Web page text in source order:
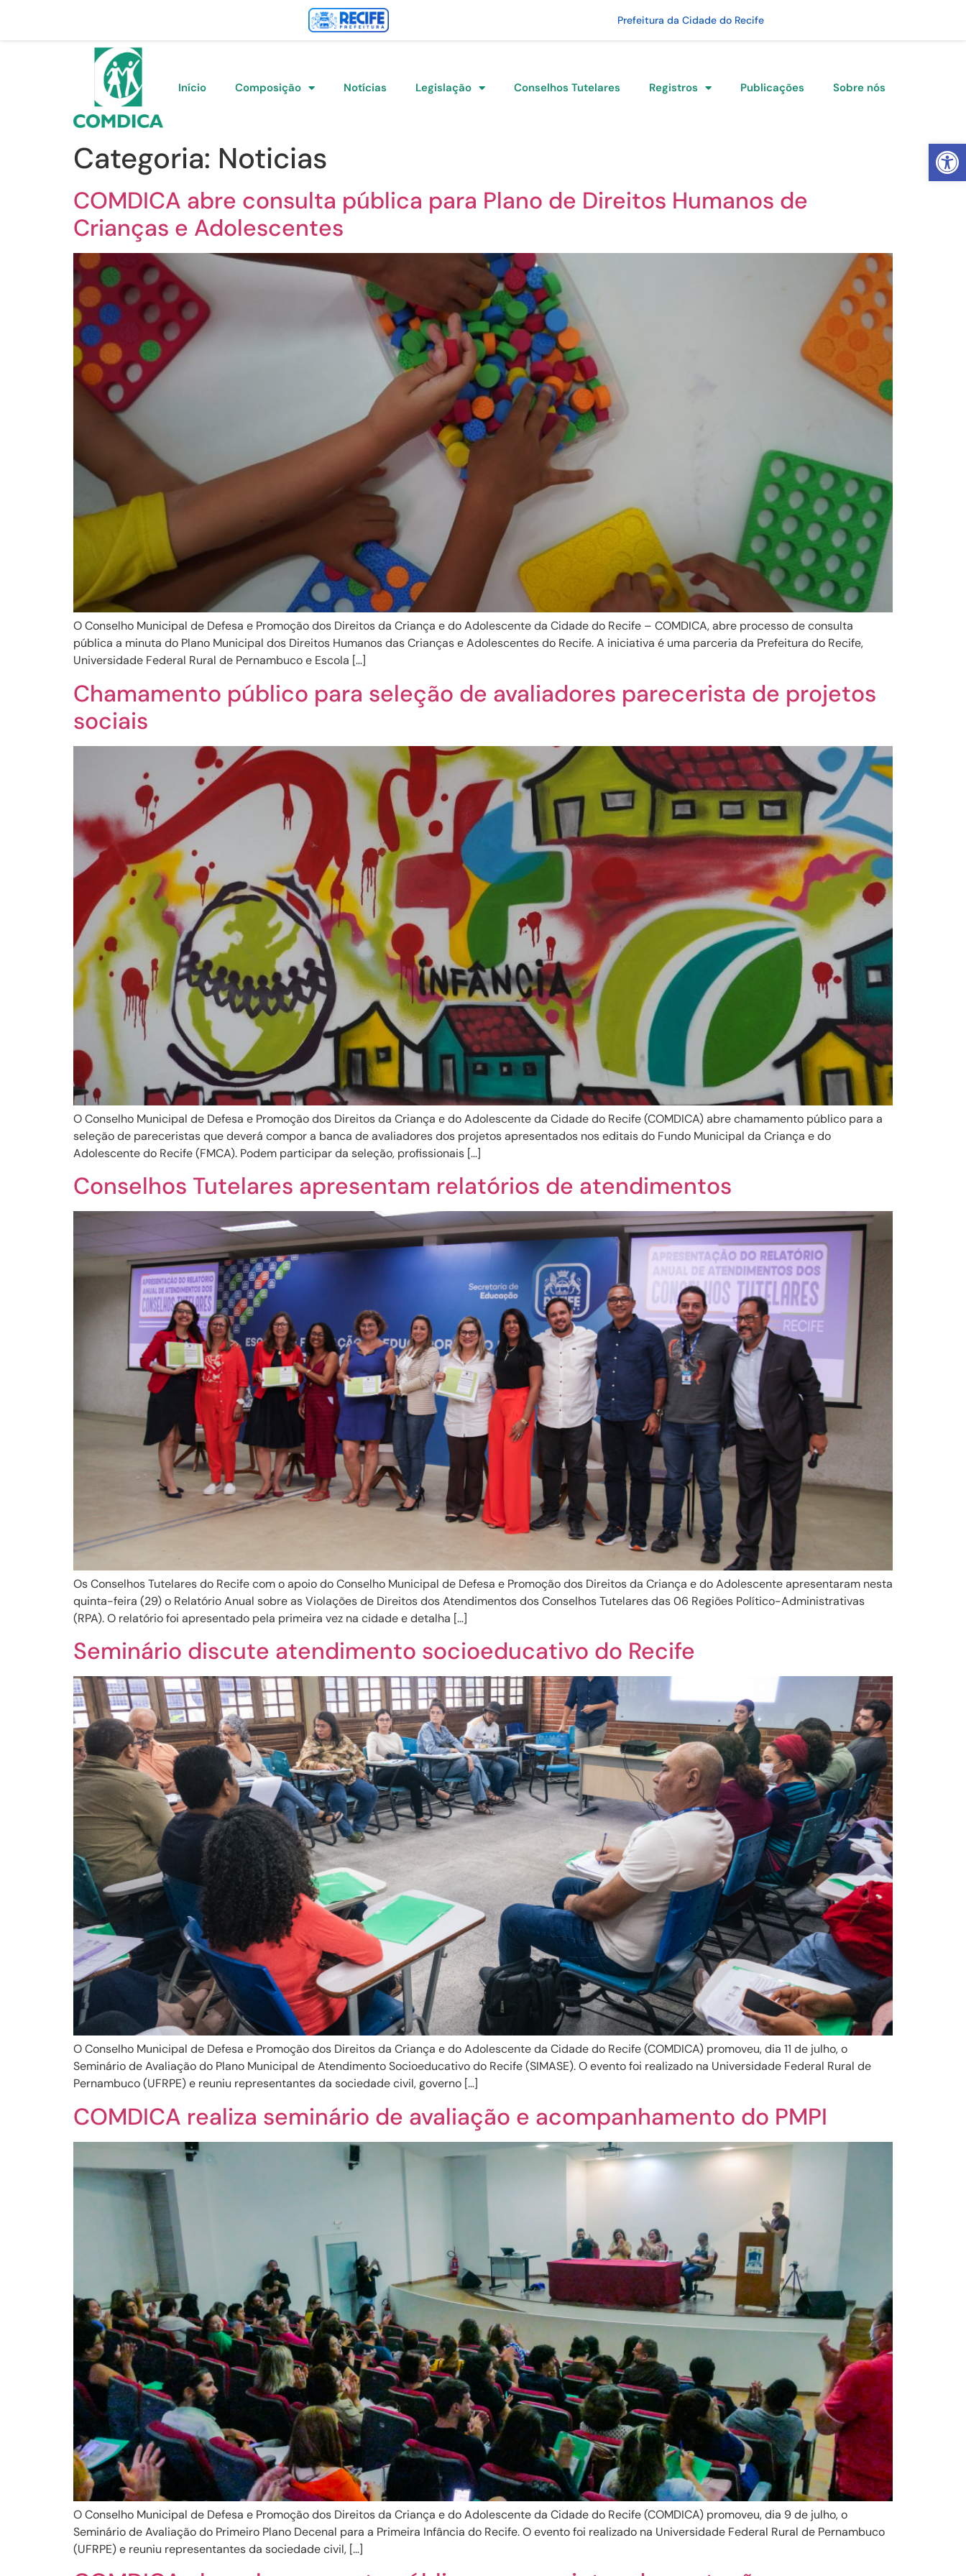
Abrir
Prefeitura da Cidade do Recife
Início Composição Notícias Legislação Conselhos Tutelares Registros Publicações Sobre nós
Categoria: Noticias
COMDICA abre consulta pública para Plano de Direitos Humanos de
Crianças e Adolescentes
O Conselho Municipal de Defesa e Promoção dos Direitos da Criança e do Adolescente da Cidade do Recife – COMDICA, abre processo de consulta
pública a minuta do Plano Municipal dos Direitos Humanos das Crianças e Adolescentes do Recife. A iniciativa é uma parceria da Prefeitura do Recife,
Universidade Federal Rural de Pernambuco e Escola […]
Chamamento público para seleção de avaliadores parecerista de projetos
sociais
O Conselho Municipal de Defesa e Promoção dos Direitos da Criança e do Adolescente da Cidade do Recife (COMDICA) abre chamamento público para a
seleção de pareceristas que deverá compor a banca de avaliadores dos projetos apresentados nos editais do Fundo Municipal da Criança e do
Adolescente do Recife (FMCA). Podem participar da seleção, profissionais […]
Conselhos Tutelares apresentam relatórios de atendimentos
Os Conselhos Tutelares do Recife com o apoio do Conselho Municipal de Defesa e Promoção dos Direitos da Criança e do Adolescente apresentaram nesta
quinta-feira (29) o Relatório Anual sobre as Violações de Direitos dos Atendimentos dos Conselhos Tutelares das 06 Regiões Político-Administrativas
(RPA). O relatório foi apresentado pela primeira vez na cidade e detalha […]
Seminário discute atendimento socioeducativo do Recife
O Conselho Municipal de Defesa e Promoção dos Direitos da Criança e do Adolescente da Cidade do Recife (COMDICA) promoveu, dia 11 de julho, o
Seminário de Avaliação do Plano Municipal de Atendimento Socioeducativo do Recife (SIMASE). O evento foi realizado na Universidade Federal Rural de
Pernambuco (UFRPE) e reuniu representantes da sociedade civil, governo […]
COMDICA realiza seminário de avaliação e acompanhamento do PMPI
O Conselho Municipal de Defesa e Promoção dos Direitos da Criança e do Adolescente da Cidade do Recife (COMDICA) promoveu, dia 9 de julho, o
Seminário de Avaliação do Primeiro Plano Decenal para a Primeira Infância do Recife. O evento foi realizado na Universidade Federal Rural de Pernambuco
(UFRPE) e reuniu representantes da sociedade civil, […]